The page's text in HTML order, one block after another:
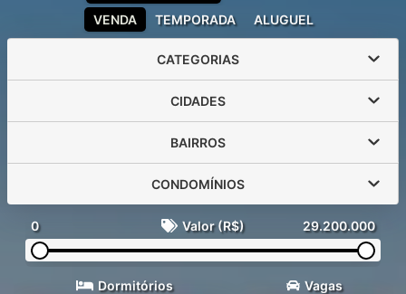
VENDA TEMPORADA ALUGUEL
CATEGORIAS
CIDADES
BAIRROS
CONDOMÍNIOS
0 Valor (R$) 29.200.000
Dormitórios Vagas